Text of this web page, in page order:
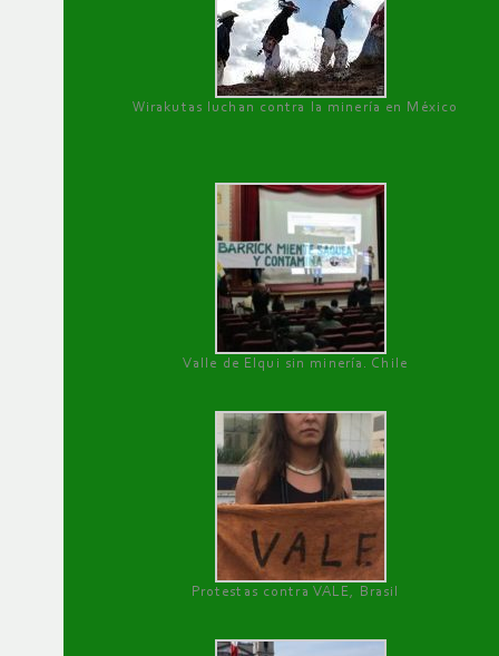
Wirakutas luchan contra la minería en México
Valle de Elqui sin minería. Chile
Protestas contra VALE, Brasil